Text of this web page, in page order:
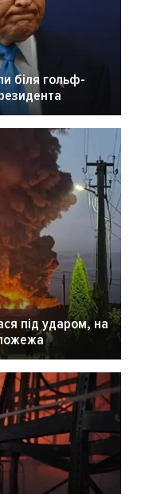
біля гольф-
під ударом, на